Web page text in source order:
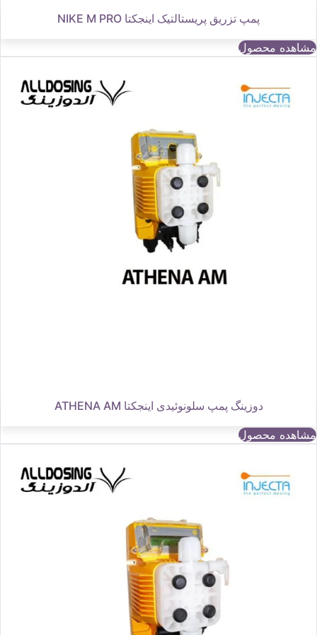
پمپ تزریق پریستالتیک اینجکتا NIKE M PRO
مشاهده محصول
دوزینگ پمپ سلونوئیدی اینجکتا ATHENA AM
مشاهده محصول